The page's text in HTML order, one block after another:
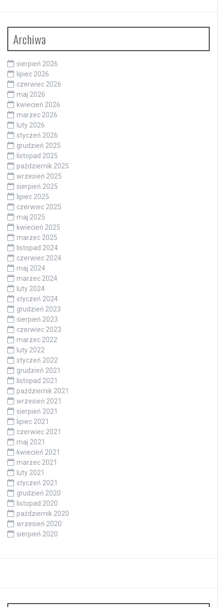
Archiwa
sierpień 2026
lipiec 2026
czerwiec 2026
maj 2026
kwiecień 2026
marzec 2026
luty 2026
styczeń 2026
grudzień 2025
listopad 2025
październik 2025
wrzesień 2025
sierpień 2025
lipiec 2025
czerwiec 2025
maj 2025
kwiecień 2025
marzec 2025
listopad 2024
czerwiec 2024
maj 2024
marzec 2024
luty 2024
styczeń 2024
grudzień 2023
sierpień 2023
czerwiec 2023
marzec 2022
luty 2022
styczeń 2022
grudzień 2021
listopad 2021
październik 2021
wrzesień 2021
sierpień 2021
lipiec 2021
czerwiec 2021
maj 2021
kwiecień 2021
marzec 2021
luty 2021
styczeń 2021
grudzień 2020
listopad 2020
październik 2020
wrzesień 2020
sierpień 2020